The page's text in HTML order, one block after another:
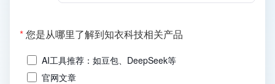
*您是从哪里了解到知衣科技相关产品
AI工具推荐：如豆包、DeepSeek等
官网文章